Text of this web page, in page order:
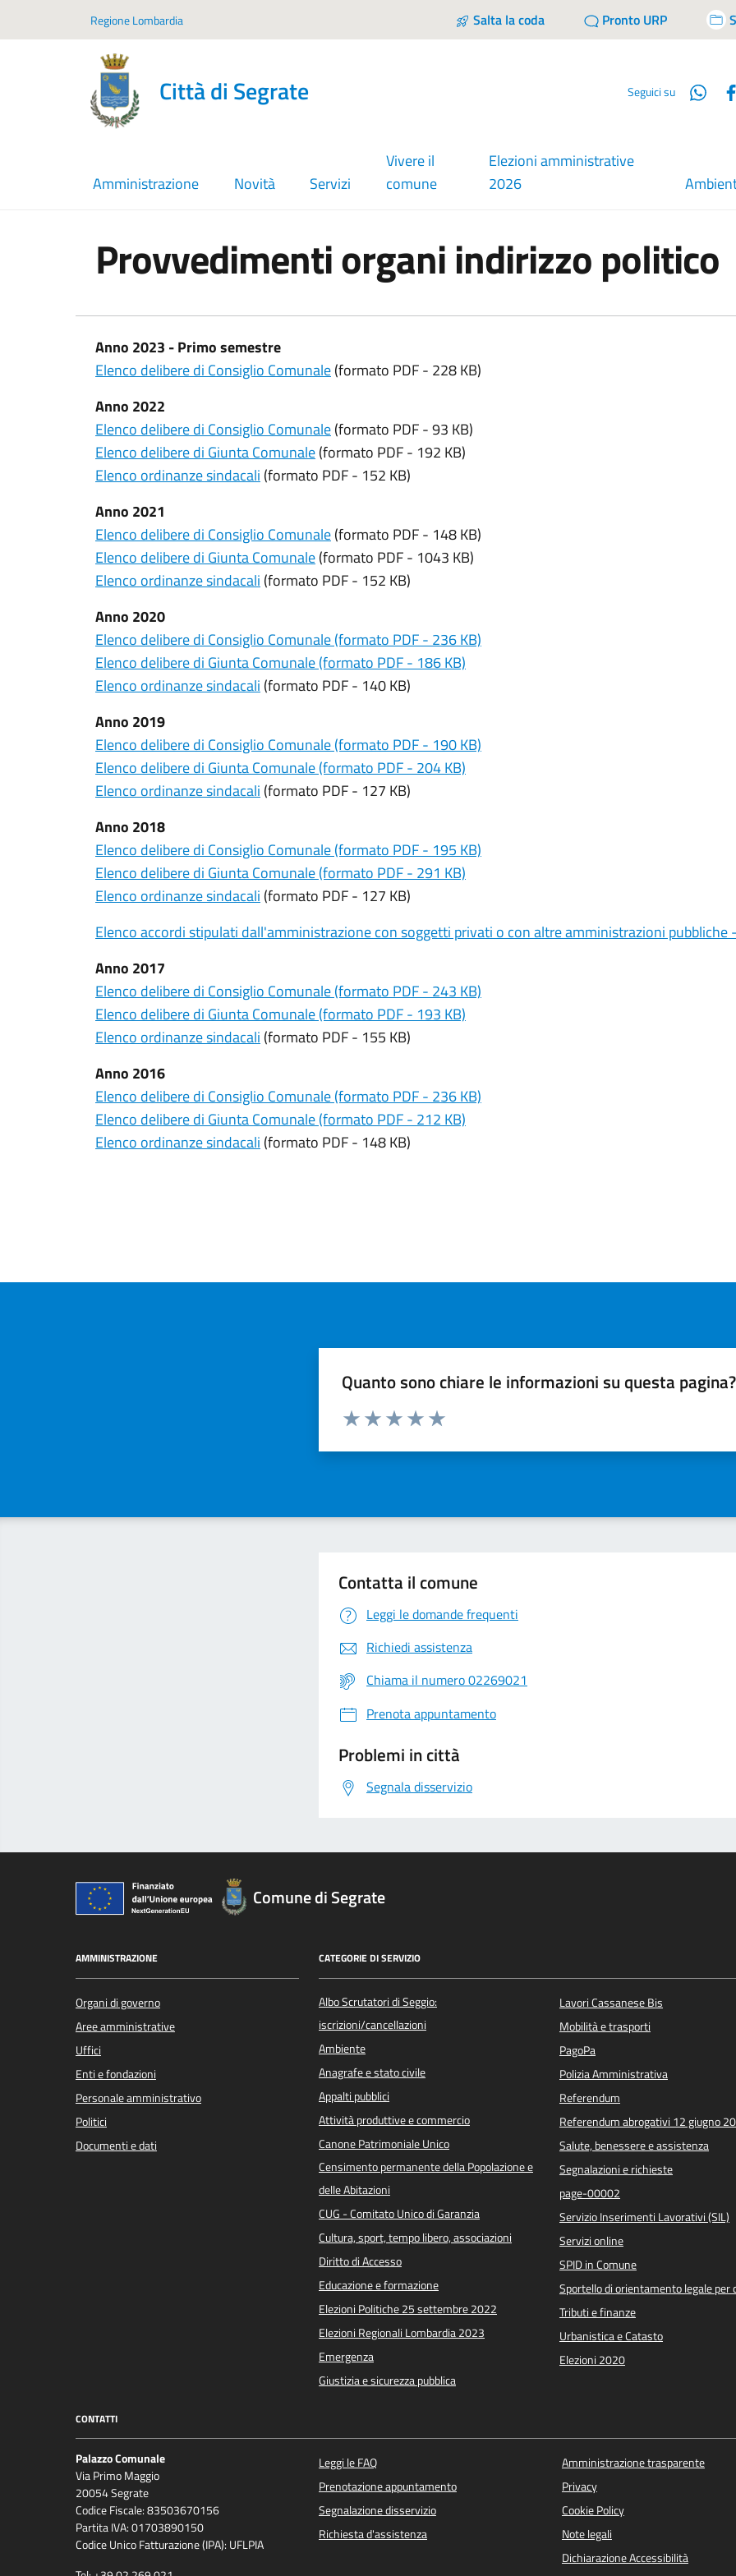
Regione Lombardia Salta la coda Pronto URP
Città di Segrate Seguici su
Amministrazione Novità Servizi
Vivere il
comune
Elezioni amministrative
2026
Provvedimenti organi indirizzo politico
In dettaglio
Anno 2023 - Primo semestre
Elenco delibere di Consiglio Comunale(formato PDF - 228 KB)
Anno 2022
Elenco delibere di Consiglio Comunale(formato PDF - 93 KB)
Elenco delibere di Giunta Comunale(formato PDF - 192 KB)
Elenco ordinanze sindacali(formato PDF - 152 KB)
Anno 2021
Elenco delibere di Consiglio Comunale(formato PDF - 148 KB)
Elenco delibere di Giunta Comunale(formato PDF - 1043 KB)
Elenco ordinanze sindacali(formato PDF - 152 KB)
Anno 2020
Elenco delibere di Consiglio Comunale (formato PDF - 236 KB)
Elenco delibere di Giunta Comunale (formato PDF - 186 KB)
Elenco ordinanze sindacali(formato PDF - 140 KB)
Anno 2019
Elenco delibere di Consiglio Comunale (formato PDF - 190 KB)
Elenco delibere di Giunta Comunale (formato PDF - 204 KB)
Elenco ordinanze sindacali(formato PDF - 127 KB)
Anno 2018
Elenco delibere di Consiglio Comunale (formato PDF - 195 KB)
Elenco delibere di Giunta Comunale (formato PDF - 291 KB)
Elenco ordinanze sindacali(formato PDF - 127 KB)
Elenco accordi stipulati dall'amministrazione con soggetti privati o con altre amministrazioni pubbliche
Anno 2017
Elenco delibere di Consiglio Comunale (formato PDF - 243 KB)
Elenco delibere di Giunta Comunale (formato PDF - 193 KB)
Elenco ordinanze sindacali(formato PDF - 155 KB)
Anno 2016
Elenco delibere di Consiglio Comunale (formato PDF - 236 KB)
Elenco delibere di Giunta Comunale (formato PDF - 212 KB)
Elenco ordinanze sindacali(formato PDF - 148 KB)
Quanto sono chiare le informazioni su questa pagina?
Valuta da 1 a 5 stelle la pagina
Contatta il comune
Leggi le domande frequenti
Richiedi assistenza
Chiama il numero 02269021
Prenota appuntamento
Problemi in città
Segnala disservizio
Comune di Segrate
AMMINISTRAZIONE
Organi di governo
Aree amministrative
Uffici
Enti e fondazioni
Personale amministrativo
Politici
Documenti e dati
CATEGORIE DI SERVIZIO
Albo Scrutatori di Seggio:
iscrizioni/cancellazioni
Ambiente
Anagrafe e stato civile
Appalti pubblici
Attività produttive e commercio
Canone Patrimoniale Unico
Censimento permanente della Popolazione e
delle Abitazioni
CUG - Comitato Unico di Garanzia
Cultura, sport, tempo libero, associazioni
Diritto di Accesso
Educazione e formazione
Elezioni Politiche 25 settembre 2022
Elezioni Regionali Lombardia 2023
Emergenza
Giustizia e sicurezza pubblica
Lavori Cassanese Bis
Mobilità e trasporti
PagoPa
Polizia Amministrativa
Referendum
Referendum abrogativi 12 giugno
Salute, benessere e assistenza
Segnalazioni e richieste
page-00002
Servizio Inserimenti Lavorativi (SIL)
Servizi online
SPID in Comune
Sportello di orientamento legale per
Tributi e finanze
Urbanistica e Catasto
Elezioni 2020
CONTATTI
Palazzo Comunale
Via Primo Maggio
20054 Segrate
Codice Fiscale: 83503670156
Partita IVA: 01703890150
Codice Unico Fatturazione (IPA): UFLPIA
Leggi le FAQ
Prenotazione appuntamento
Segnalazione disservizio
Richiesta d'assistenza
Amministrazione trasparente
Privacy
Cookie Policy
Note legali
Dichiarazione Accessibilità